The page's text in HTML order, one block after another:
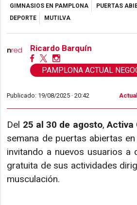
GIMNASIOS EN PAMPLONA PUERTAS
DEPORTE
MUTILVA
Ricardo Barquín
PAMPLONA ACTUAL
Publicado: 19/08/2025 ·20:42
Del 25 al 30 de agosto,Activa
semana de puertas abiertas
invitando a nuevos usuarios a
gratuita de sus actividades
musculación.